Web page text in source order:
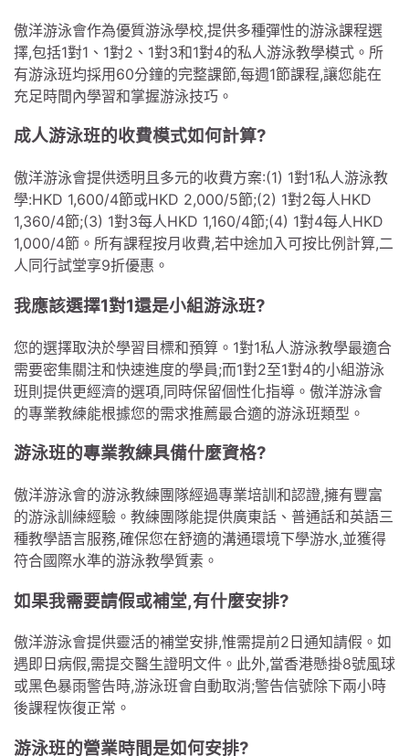
傲洋游泳會作為優質游泳學校,提供多種彈性的游泳課程選
擇,包括1對1、1對2、1對3和1對4的私人游泳教學模式。所
有游泳班均採用60分鐘的完整課節,每週1節課程,讓您能在
充足時間內學習和掌握游泳技巧。
成人游泳班的收費模式如何計算?
傲洋游泳會提供透明且多元的收費方案:(1) 1對1私人游泳教
學:HKD 1,600/4節或HKD 2,000/5節;(2) 1對2每人HKD
1,360/4節;(3) 1對3每人HKD 1,160/4節;(4) 1對4每人HKD
1,000/4節。所有課程按月收費,若中途加入可按比例計算,二
人同行試堂享9折優惠。
我應該選擇1對1還是小組游泳班?
您的選擇取決於學習目標和預算。1對1私人游泳教學最適合
需要密集關注和快速進度的學員;而1對2至1對4的小組游泳
班則提供更經濟的選項,同時保留個性化指導。傲洋游泳會
的專業教練能根據您的需求推薦最合適的游泳班類型。
游泳班的專業教練具備什麼資格?
傲洋游泳會的游泳教練團隊經過專業培訓和認證,擁有豐富
的游泳訓練經驗。教練團隊能提供廣東話、普通話和英語三
種教學語言服務,確保您在舒適的溝通環境下學游水,並獲得
符合國際水準的游泳教學質素。
如果我需要請假或補堂,有什麼安排?
傲洋游泳會提供靈活的補堂安排,惟需提前2日通知請假。如
遇即日病假,需提交醫生證明文件。此外,當香港懸掛8號風球
或黑色暴雨警告時,游泳班會自動取消;警告信號除下兩小時
後課程恢復正常。
游泳班的營業時間是如何安排?